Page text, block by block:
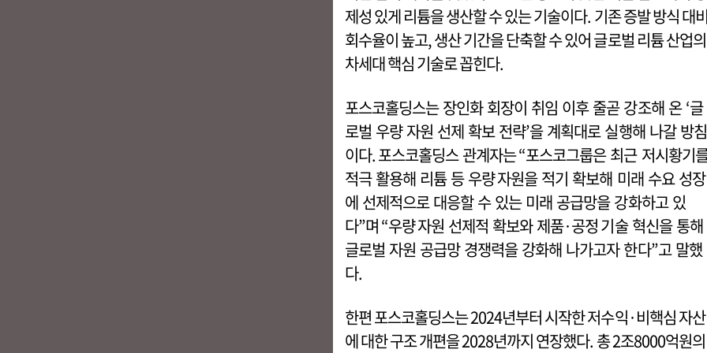
제성 있게 리튬을 생산할 수 있는 기술이다. 기존 증발 방식 대
회수율이 높고, 생산 기간을 단축할 수 있어 글로벌 리튬 산업의
차세대 핵심 기술로 꼽힌다.
포스코홀딩스는 장인화 회장이 취임 이후 줄곧 강조해 온 ‘글
로벌 우량 자원 선제 확보 전략’을 계획대로 실행해 나갈 방침
이다. 포스코홀딩스 관계자는 “포스코그룹은 최근 저시황기
적극 활용해 리튬 등 우량 자원을 적기 확보해 미래 수요 성장
에 선제적으로 대응할 수 있는 미래 공급망을 강화하고 있
다”며 “우량 자원 선제적 확보와 제품·공정 기술 혁신을 통해
글로벌 자원 공급망 경쟁력을 강화해 나가고자 한다”고 말했
다.
한편 포스코홀딩스는 2024년부터 시작한 저수익·비핵심 자산
에 대한 구조 개편을 2028년까지 연장했다. 총 2조8000억원의